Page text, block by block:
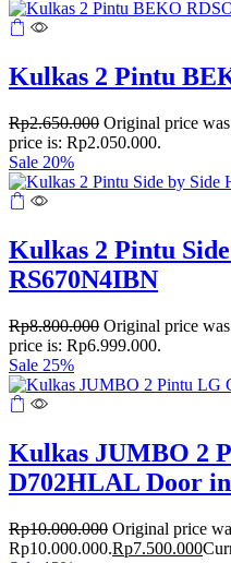
Kulkas 2 Pintu
Rp2.650.000 Original price
price is: Rp2.050.000.
Sale 20%
Kulkas 2 Pintu
RS670N4IBN
Rp8.800.000 Original price
price is: Rp6.999.000.
Sale 25%
Kulkas JUMBO 2
D702HLAL Door
Rp10.000.000 Original price
Rp10.000.000.Rp7.500.000